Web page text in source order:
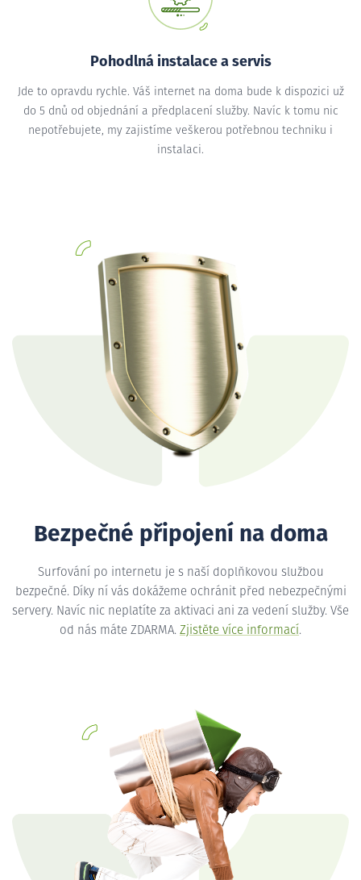
Pohodlná instalace a servis
Jde to opravdu rychle. Váš internet na doma bude k dispozici už
do 5 dnů od objednání a předplacení služby. Navíc k tomu nic
nepotřebujete, my zajistíme veškerou potřebnou techniku i
instalaci.
Bezpečné připojení na doma
Surfování po internetu je s naší doplňkovou službou
bezpečné. Díky ní vás dokážeme ochránit před nebezpečnými
servery. Navíc nic neplatíte za aktivaci ani za vedení služby. Vše
od nás máte ZDARMA. Zjistěte více informací.